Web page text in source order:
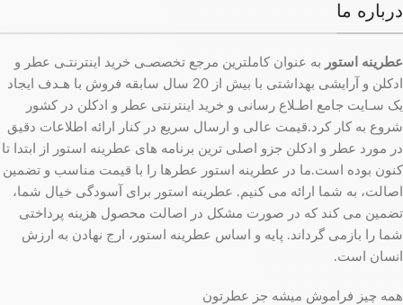
درباره ما
عطرینه استور به عنوان کاملترین مرجع تخصصـی خرید اینترنتـی عطر و
ادکلن و آرایشی بهداشتی با بیش از 20 سال سابقه فروش با هـدف ایجاد
یک سـایت جامع اطـلاع رسانی و خرید اینترنتی عطر و ادکلن در کشور
شروع به کار کرد.قیمت عالی و ارسال سریع در کنار ارائه اطلاعات دقیق
در مورد عطر و ادکلن جزو اصلی ترین برنامه های عطرینه استور از ابتدا تا
کنون بوده است.ما در عطرینه استور عطرها را با قیمت مناسب و تضمین
اصالت، به شما ارائه می کنیم. عطرینه استور برای آسودگی خیال شما،
تضمین می کند که در صورت مشکل در اصالت محصول هزینه پرداختی
شما را بازمی گرداند. پایه و اساس عطرینه استور، ارج نهادن به ارزش
انسان است.
همه چیز فراموش میشه جز عطرتون